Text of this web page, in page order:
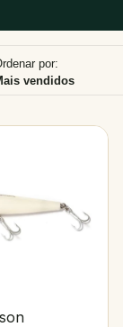
por:
vendidos